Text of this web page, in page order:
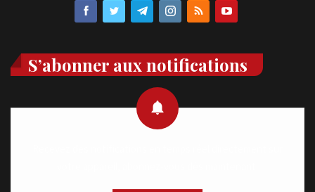
S’abonner aux notifications